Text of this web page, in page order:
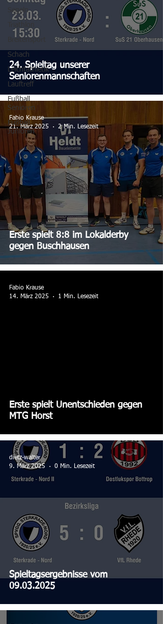
Segeln
Schach
Leichtathletik
Lauftreff
Fußball
Senioren
Fußball
Junioren
24. Spieltag unserer
Seniorenmannschaften
Erste spielt 8:8 im Lokalderby
gegen Buschhausen
Fabio Krause
21. März 2025
2 Min. Lesezeit
Erste spielt Unentschieden gegen
MTG Horst
Fabio Krause
14. März 2025
1 Min. Lesezeit
Spieltagsergebnisse vom
09.03.2025
dietz-walter
9. März 2025
0 Min. Lesezeit